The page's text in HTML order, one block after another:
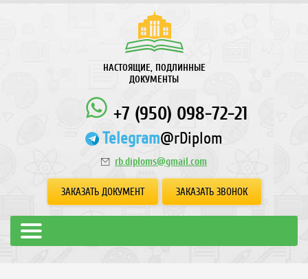
НАСТОЯЩИЕ, ПОДЛИННЫЕ
ДОКУМЕНТЫ
+7 (950) 098-72-21
Telegram@rDiplom
rb.diploms@gmail.com
ЗАКАЗАТЬ ДОКУМЕНТ ЗАКАЗАТЬ ЗВОНОК